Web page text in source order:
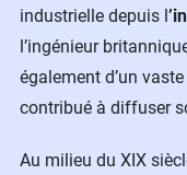
industrielle depuis l
l’ingénieur
également d’un
contribué à diffuser
Au milieu du XIX